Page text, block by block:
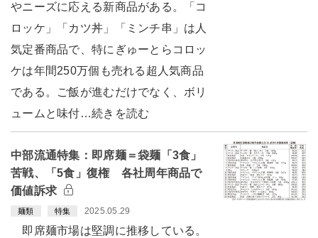
やニーズに応える新商品がある。「コ
ロッケ」「カツ丼」「ミンチ串」は人
気定番商品で、特にぎゅーとらコロッ
ケは年間250万個も売れる超人気商品
である。ご飯が進むだけでなく、ボリ
ュームと味付…続きを読む
中部流通特集：即席麺＝袋麺「3食」
苦戦、「5食」復権 各社周年商品で
価値訴求
麺類 特集 2025.05.29
即席麺市場は堅調に推移している。